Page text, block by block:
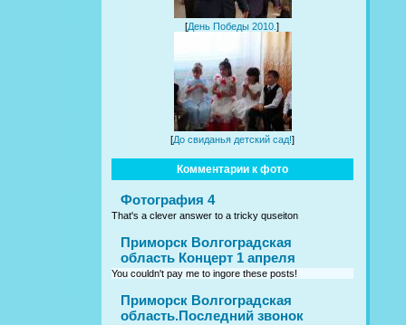
[День Победы 2010.]
[До свиданья детский сад!]
Комментарии к фото
Фотография 4
That's a clever answer to a tricky quseiton
Приморск Волгоградская
область Концерт 1 апреля
You couldn't pay me to ingore these posts!
Приморск Волгоградская
область.Последний звонок